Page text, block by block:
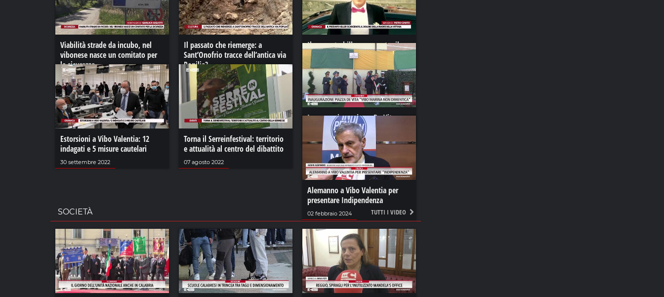
Viabilità strade da incubo, nel
vibonese nasce un comitato per
la sicurezza
02 gennaio 2023
Il passato che riemerge: a
Sant’Onofrio tracce dell’antica via
Popilia?
26 marzo 2021
Il presunto killer scarcerato, il
dolore della madre della vittima
11 agosto 2022
Inaugurazione piazza De Vita
"Vibo Marina non dimentica"
13 maggio 2024
Estorsioni a Vibo Valentia: 12
indagati e 5 misure cautelari
30 settembre 2022
Torna il Serreinfestival: territorio
e attualità al centro del dibattito
07 agosto 2022
Alemanno a Vibo Valentia per
presentare Indipendenza
02 febbraio 2024 TUTTI I VIDEO
SOCIETÀ